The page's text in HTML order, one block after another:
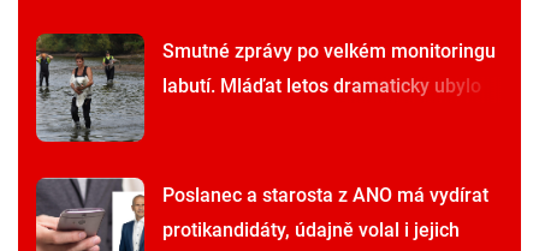
Smutné zprávy po velkém monitoringu
labutí. Mláďat letos dramaticky ubylo
Poslanec a starosta z ANO má vydírat
protikandidáty, údajně volal i jejich